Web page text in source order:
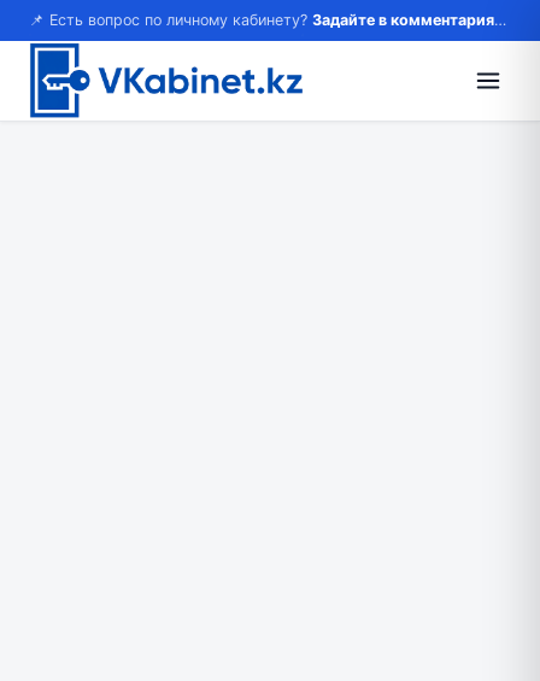
📌 Есть вопрос по личному кабинету? Задайте в комментариях — ответим!